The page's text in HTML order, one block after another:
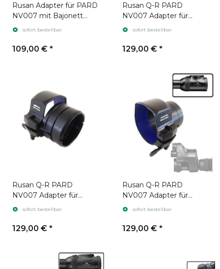
Rusan Adapter für PARD
NV007 mit Bajonett
Aufnahme
sofort bestellbar
109,00 € *
Rusan Q-R PARD
NV007 Adapter für
Zielfernrohr Leica
sofort bestellbar
129,00 € *
Rusan Q-R PARD
NV007 Adapter für
Zielfernrohr Swarovski
sofort bestellbar
129,00 € *
Rusan Q-R PARD
NV007 Adapter für
Zielfernrohr Swarovski
sofort bestellbar
129,00 € *